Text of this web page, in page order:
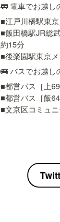
🚃 電車でお越し
■江戸川橋駅東
■飯田橋駅JR総
約15分
■後楽園駅東京
🚌 バスでお越し
■都営バス［上
■都営バス［飯
■文京区コミュ